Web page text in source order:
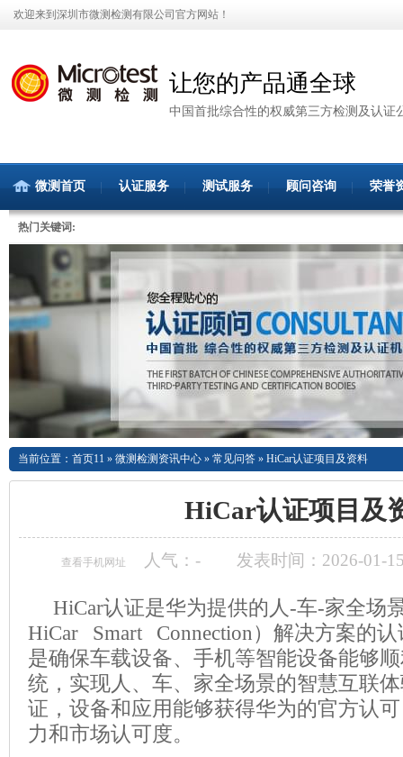
欢迎来到深圳市微测检测有限公司官方网站！
让您的产品通全球
中国首批综合性的权威第三方检测及认证
微测首页 认证服务 测试服务 顾问咨询 荣誉
热门关键词:
当前位置： 首页11 » 微测检测资讯中心 » 常见问答 » HiCar认证项目及资料
HiCar认证项目及
查看手机网址 人气： - 发表时间：2026-01-
HiCar认证是华为提供的人-车-家全场
HiCar Smart Connection）解决方案的
是确保车载设备、手机等智能设备能够
统，实现人、车、家全场景的智慧互联
证，设备和应用能够获得华为的官方认
力和市场认可度。